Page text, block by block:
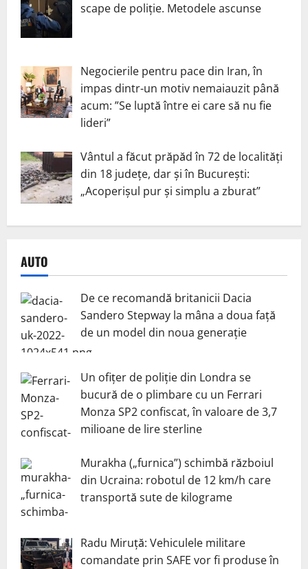
scape de poliție. Metodele ascunse
Negocierile pentru pace din Iran, în
impas dintr-un motiv nemaiauzit până
acum: ”Se luptă între ei care să nu fie
lideri”
Vântul a făcut prăpăd în 72 de localități
din 18 județe, dar și în București:
„Acoperișul pur și simplu a zburat”
AUTO
De ce recomandă britanicii Dacia
Sandero Stepway la mâna a doua față
de un model din noua generație
Un ofițer de poliție din Londra se
bucură de o plimbare cu un Ferrari
Monza SP2 confiscat, în valoare de 3,7
milioane de lire sterline
Murakha („furnica”) schimbă războiul
din Ucraina: robotul de 12 km/h care
transportă sute de kilograme
Radu Miruță: Vehiculele militare
comandate prin SAFE vor fi produse în